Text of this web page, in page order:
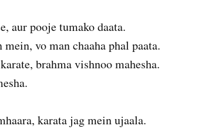
aur pooje tumako daata.
vo man chaaha phal paata.
brahma vishnoo mahesha.
karata jag mein ujaala.